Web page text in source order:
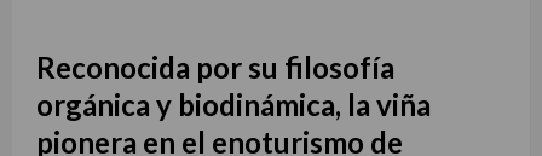
Reconocida por su filosofía
orgánica y biodinámica, la viña
pionera en el enoturismo de